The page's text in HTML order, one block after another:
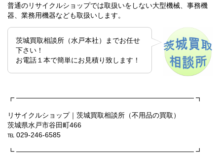
普通のリサイクルショップでは取扱いをしない大型機械、事務機
器、業務用機器なども取扱いします。
茨城買取相談所（水戸本社）までお任せ
下さい！
お電話１本で簡単にお見積り致します！
┏ ──────────────────────────────────── ┓
リサイクルショップ｜茨城買取相談所（不用品の買取）
茨城県水戸市谷田町466
℡ 029-246-6585
┗ ──────────────────────────────────── ┛